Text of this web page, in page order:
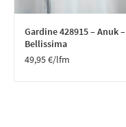
Gardine 428915 – Anuk –
Bellissima
49,95€/lfm